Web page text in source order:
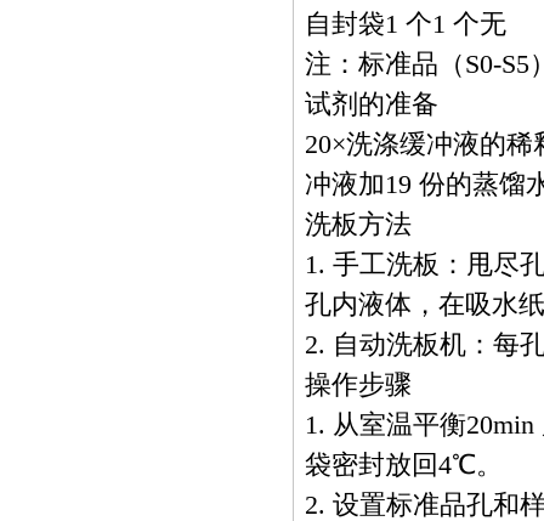
自封袋1 个1 个无
注：标准品（S0-S5
试剂的准备
20×洗涤缓冲液的稀
冲液加19 份的蒸馏
洗板方法
1. 手工洗板：甩尽
孔内液体，在吸水
2. 自动洗板机：每
操作步骤
1. 从室温平衡
袋密封放回4℃。
2. 设置标准品孔和